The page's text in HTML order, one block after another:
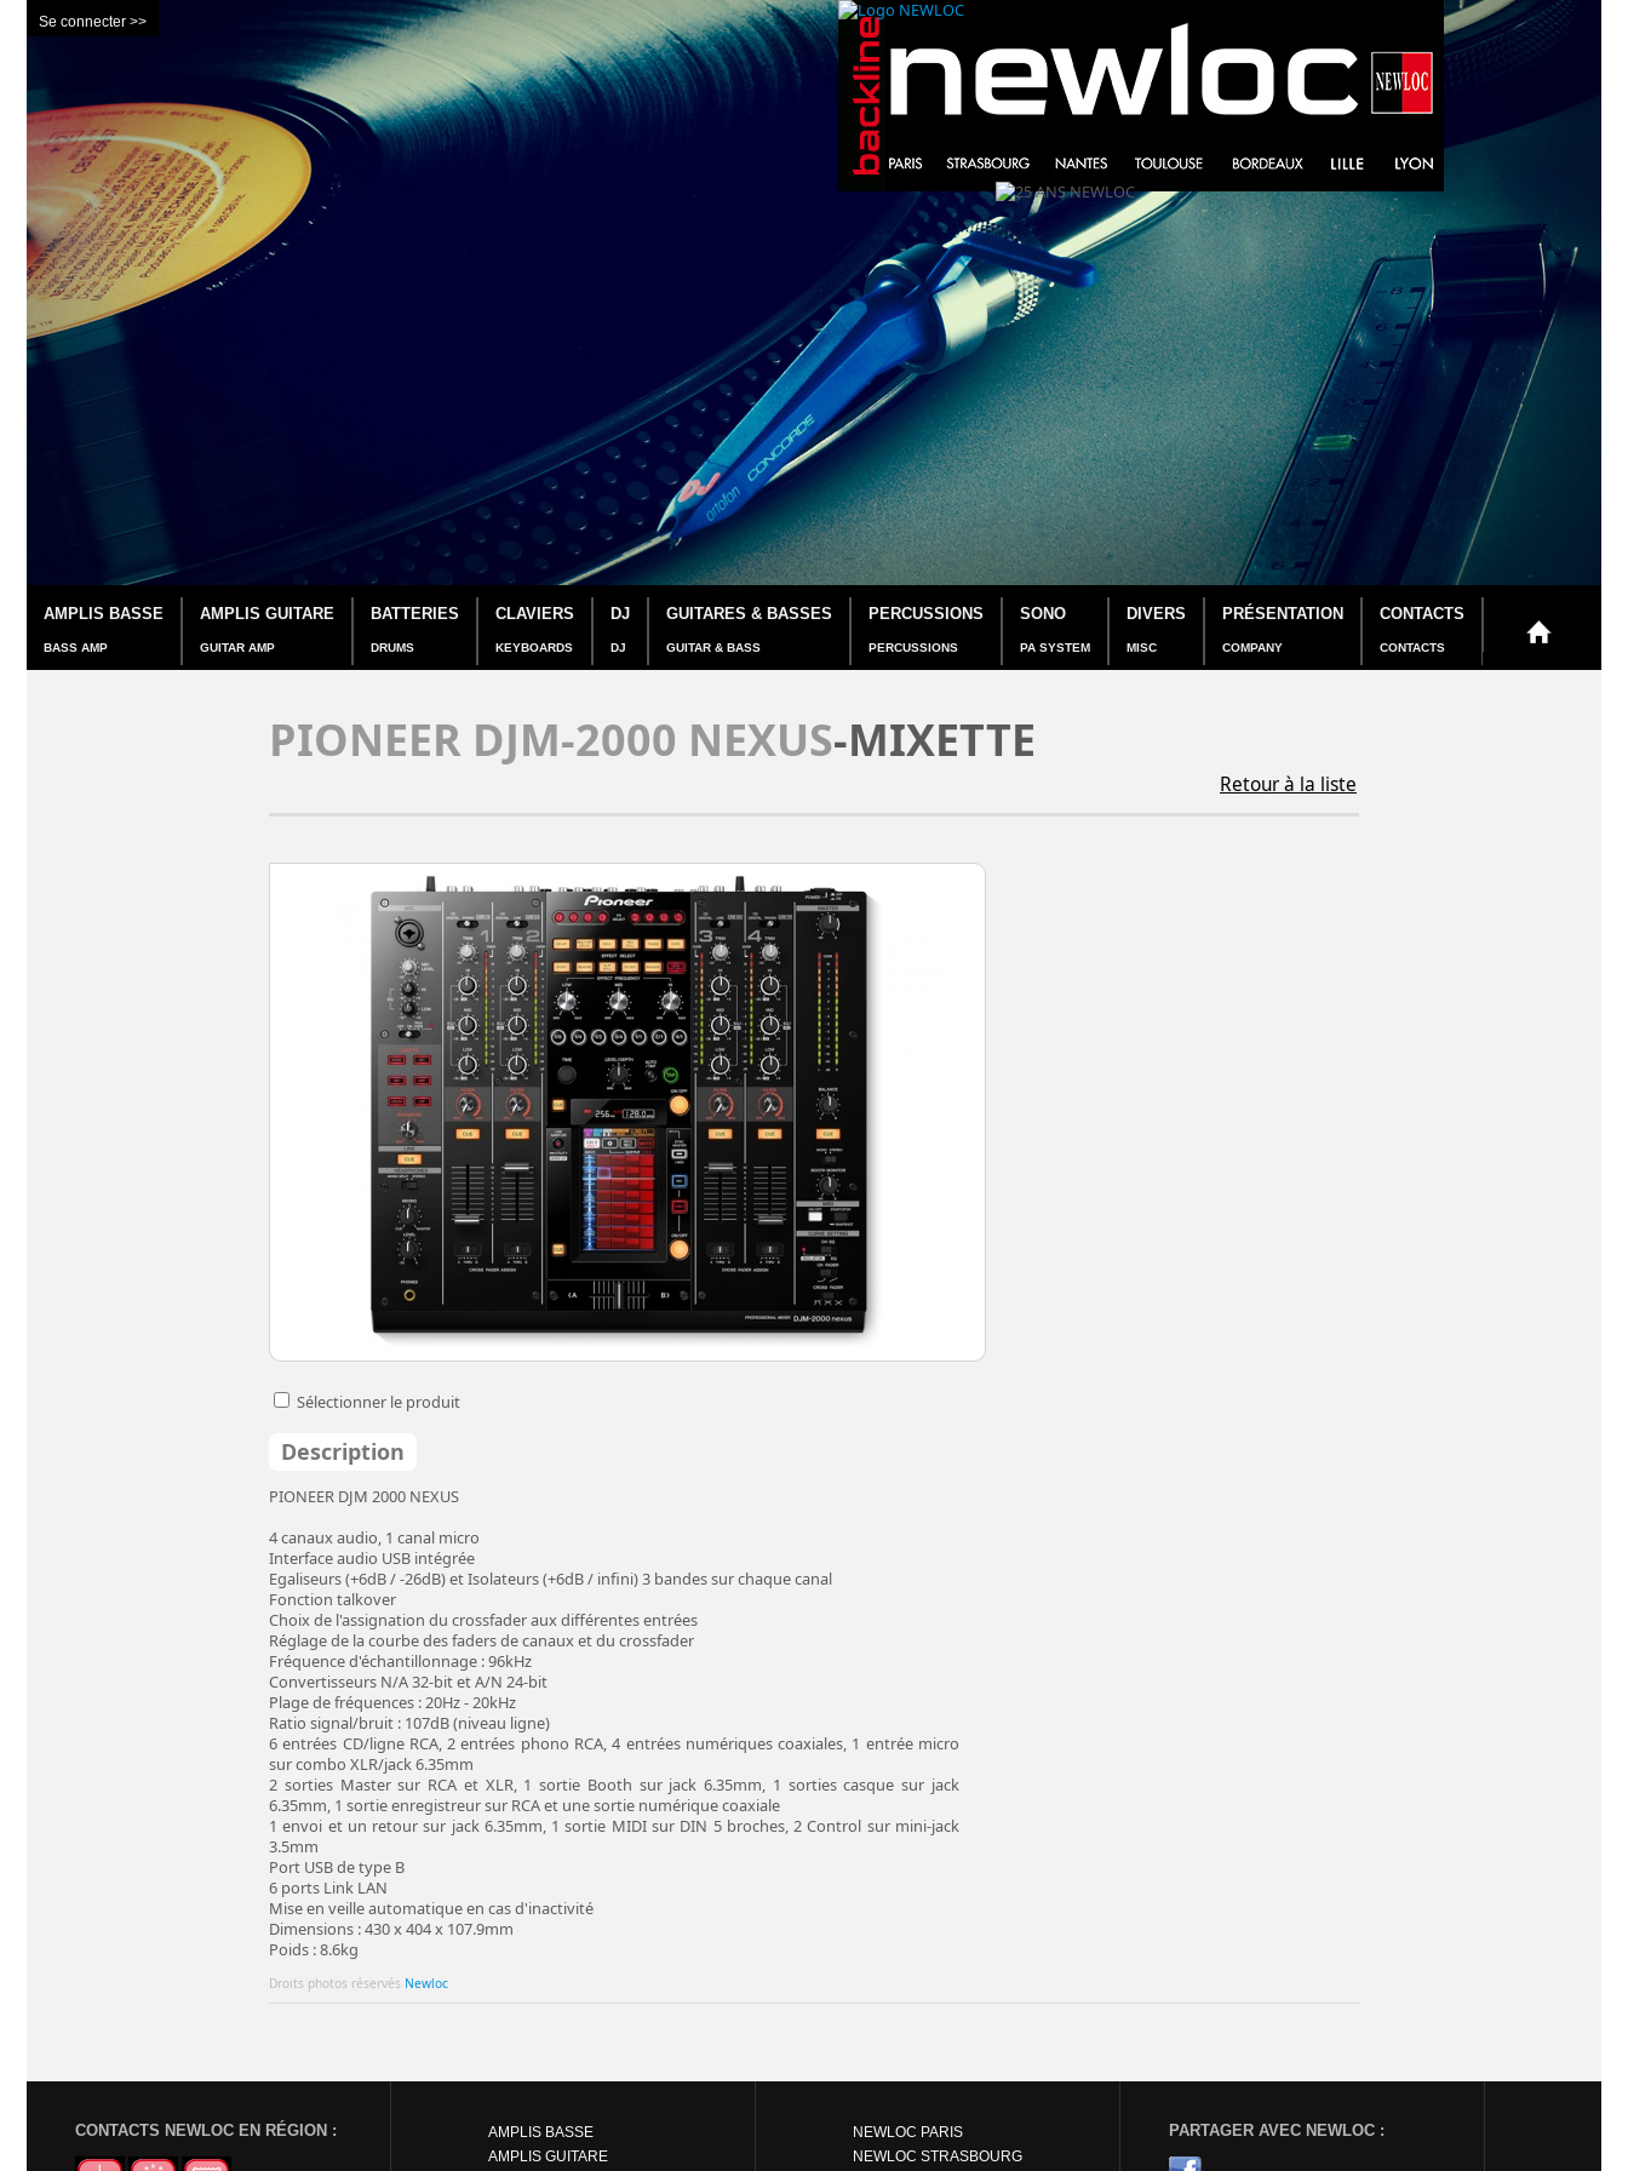
Se connecter >>
AMPLIS BASSE
BASS AMP
AMPLIS GUITARE
GUITAR AMP
BATTERIES
DRUMS
CLAVIERS
KEYBOARDS
DJ
DJ
GUITARES & BASSES
GUITAR & BASS
PERCUSSIONS
PERCUSSIONS
SONO
PA SYSTEM
DIVERS
MISC
PRÉSENTATION
COMPANY
CONTACTS
CONTACTS
PIONEER DJM-2000 NEXUS-MIXETTE
Retour à la liste
Sélectionner le produit
Description
PIONEER DJM 2000 NEXUS
4 canaux audio, 1 canal micro
Interface audio USB intégrée
Egaliseurs (+6dB / -26dB) et Isolateurs (+6dB / infini) 3 bandes sur chaque canal
Fonction talkover
Choix de l'assignation du crossfader aux différentes entrées
Réglage de la courbe des faders de canaux et du crossfader
Fréquence d'échantillonnage : 96kHz
Convertisseurs N/A 32-bit et A/N 24-bit
Plage de fréquences : 20Hz - 20kHz
Ratio signal/bruit : 107dB (niveau ligne)
6 entrées CD/ligne RCA, 2 entrées phono RCA, 4 entrées numériques coaxiales, 1 entrée micro
sur combo XLR/jack 6.35mm
2 sorties Master sur RCA et XLR, 1 sortie Booth sur jack 6.35mm, 1 sorties casque sur jack
6.35mm, 1 sortie enregistreur sur RCA et une sortie numérique coaxiale
1 envoi et un retour sur jack 6.35mm, 1 sortie MIDI sur DIN 5 broches, 2 Control sur mini-jack
3.5mm
Port USB de type B
6 ports Link LAN
Mise en veille automatique en cas d'inactivité
Dimensions : 430 x 404 x 107.9mm
Poids : 8.6kg
Droits photos réservés Newloc
CONTACTS NEWLOC EN RÉGION :
AMPLIS BASSE
AMPLIS GUITARE
NEWLOC PARIS
NEWLOC STRASBOURG
PARTAGER AVEC NEWLOC :